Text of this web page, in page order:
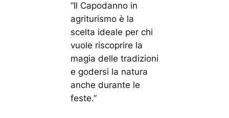
“Il Capodanno in
agriturismo è la
scelta ideale per chi
vuole riscoprire la
magia delle tradizioni
e godersi la natura
anche durante le
feste.”